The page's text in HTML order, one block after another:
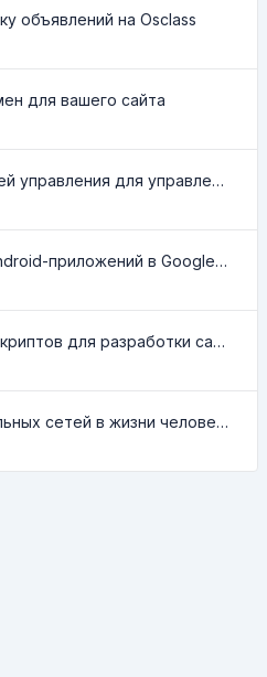
объявлений на Osclass
для вашего сайта
18 лучших панелей управления для управления VPS
Продвижение Android-приложений в Google Play Market: эффективные инструменты и стратегии
Список лучших скриптов для разработки сайтов
Значение социальных сетей в жизни человека